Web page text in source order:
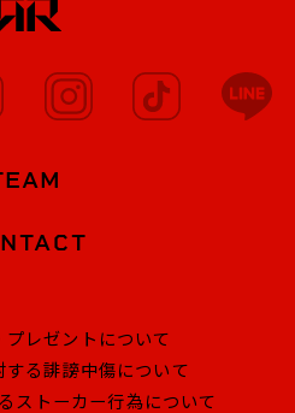
レゼントについて
る誹謗中傷について
ストーカー行為について